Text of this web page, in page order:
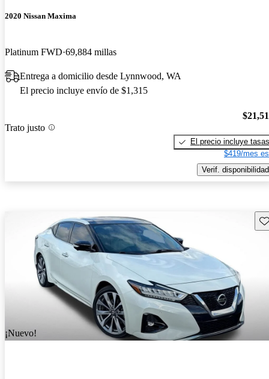
2020 Nissan Maxima
Platinum FWD 69,884 millas
Entrega a domicilio desde Lynnwood, WA
El precio incluye envío de $1,315
Trato justo
El precio incluye tasas
$419/mes
Verif. disponibilidad
¡Nuevo!